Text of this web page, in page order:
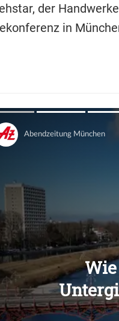
der
in